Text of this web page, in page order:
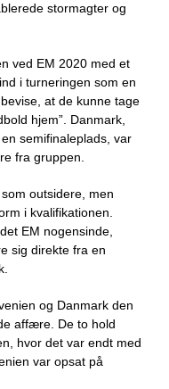
stormagter og
ved EM 2020 med et
i turneringen som en
at de kunne tage
hjem”. Danmark,
semifinaleplads, var
fra gruppen.
outsidere, men
i kvalifikationen.
EM nogensinde,
sig direkte fra en
og Danmark den
affære. De to hold
hvor det var endt med
var opsat på